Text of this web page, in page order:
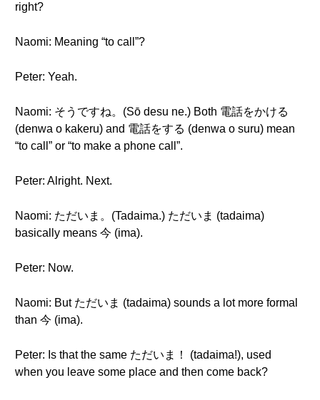
right?
Naomi: Meaning “to call”?
Peter: Yeah.
Naomi: そうですね。(Sō desu ne.) Both 電話をかける
(denwa o kakeru) and 電話をする (denwa o suru) mean
“to call” or “to make a phone call”.
Peter: Alright. Next.
Naomi: ただいま。(Tadaima.) ただいま (tadaima)
basically means 今 (ima).
Peter: Now.
Naomi: But ただいま (tadaima) sounds a lot more formal
than 今 (ima).
Peter: Is that the same ただいま！ (tadaima!), used
when you leave some place and then come back?